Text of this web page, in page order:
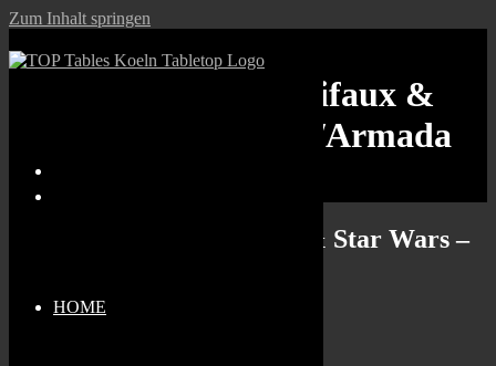
Zum Inhalt springen
HOME
Stammtischtag: Malifaux &
Star Wars – X-Wing/Armada
Stammtischtag: Malifaux & Star Wars –
Wann